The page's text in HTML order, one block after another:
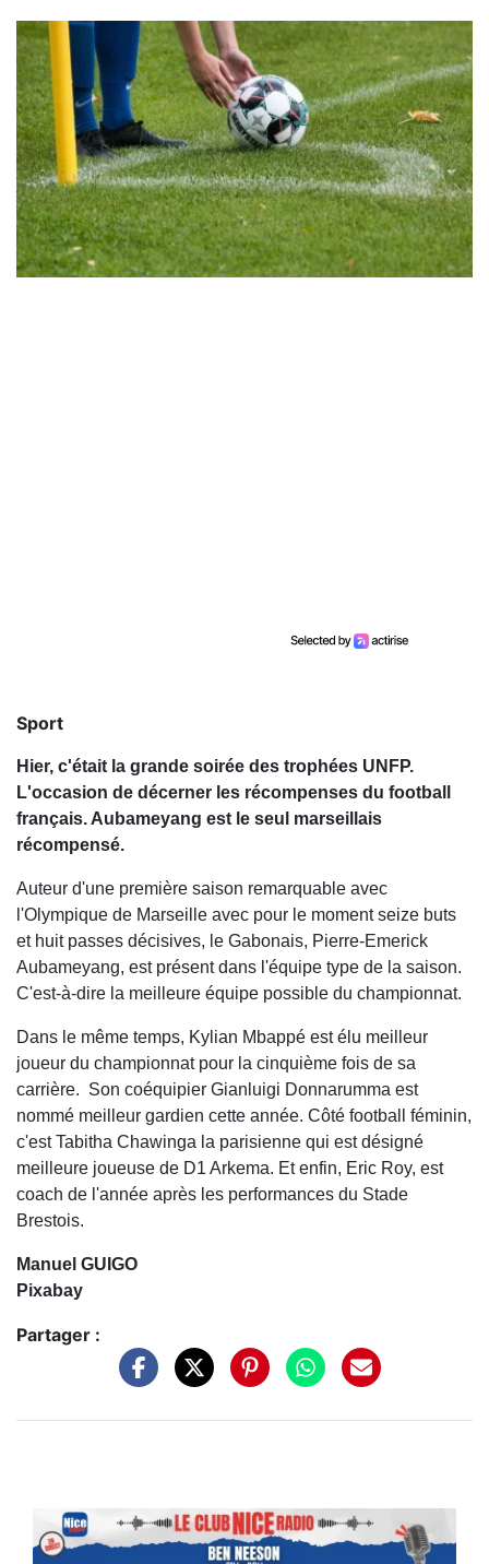
Sport
Hier, c'était la grande soirée des trophées UNFP.
L'occasion de décerner les récompenses du football
français. Aubameyang est le seul marseillais
récompensé.
Auteur d'une première saison remarquable avec
l'Olympique de Marseille avec pour le moment seize buts
et huit passes décisives, le Gabonais, Pierre-Emerick
Aubameyang, est présent dans l'équipe type de la saison.
C'est-à-dire la meilleure équipe possible du championnat.
Dans le même temps, Kylian Mbappé est élu meilleur
joueur du championnat pour la cinquième fois de sa
carrière. Son coéquipier Gianluigi Donnarumma est
nommé meilleur gardien cette année. Côté football féminin,
c'est Tabitha Chawinga la parisienne qui est désigné
meilleure joueuse de D1 Arkema. Et enfin, Eric Roy, est
coach de l'année après les performances du Stade
Brestois.
Manuel GUIGO
Pixabay
Partager :